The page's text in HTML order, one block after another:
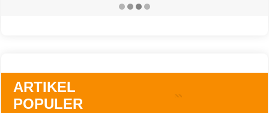
ARTIKEL
POPULER